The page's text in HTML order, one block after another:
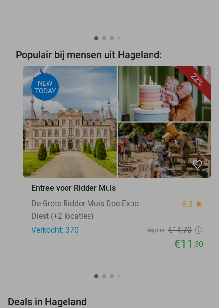
Populair bij mensen uit Hageland:
22%
NEW
TODAY
favorite_border
Entree voor Ridder Muis
De Grote Ridder Muis Doe-Expo
9.3 star
Diest (+2 locaties)
Verkocht: 370
Regulier €14,70
€11 ,50
Deals in Hageland